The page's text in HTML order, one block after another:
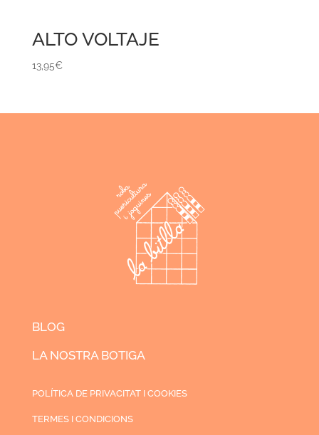
ALTO VOLTAJE
13,95€
BLOG
LA NOSTRA BOTIGA
POLÍTICA DE PRIVACITAT I COOKIES
TERMES I CONDICIONS